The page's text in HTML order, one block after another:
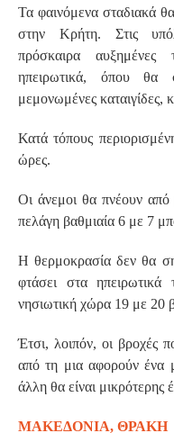
Τα φαινόμενα σταδιακά
στην Κρήτη. Στις
πρόσκαιρα
ηπειρωτικά, όπου θα
μεμονωμένες καταιγίδες,
Κατά τόπους
ώρες.
Οι άνεμοι θα πνέουν από
πελάγη βαθμιαία 6 με 7
Η θερμοκρασία δεν θα
φτάσει στα
νησιωτική χώρα 19 με 20
Έτσι, λοιπόν, οι βροχές
από τη μια αφορούν ένα
άλλη θα είναι μικρότερης
ΜΑΚΕΔΟΝΙΑ, ΘΡΑΚΗ